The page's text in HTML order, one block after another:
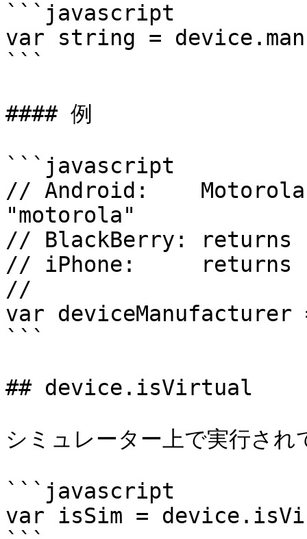
```javascript
var string =
```
#### 例
```javascript
// Android:    Motorola
"motorola"
// BlackBerry: returns
// iPhone:     returns
//
var
```
## device.isVirtual
シミュレーター上で実行さ
```javascript
var isSim =